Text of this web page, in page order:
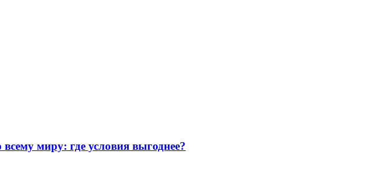
миру: где условия выгоднее?